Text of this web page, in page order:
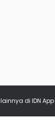
lainnya di IDN App